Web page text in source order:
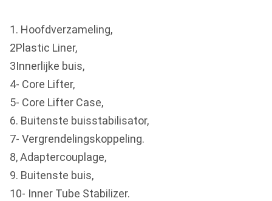
1. Hoofdverzameling,
2Plastic Liner,
3Innerlijke buis,
4- Core Lifter,
5- Core Lifter Case,
6. Buitenste buisstabilisator,
7- Vergrendelingskoppeling.
8, Adaptercouplage,
9. Buitenste buis,
10- Inner Tube Stabilizer.